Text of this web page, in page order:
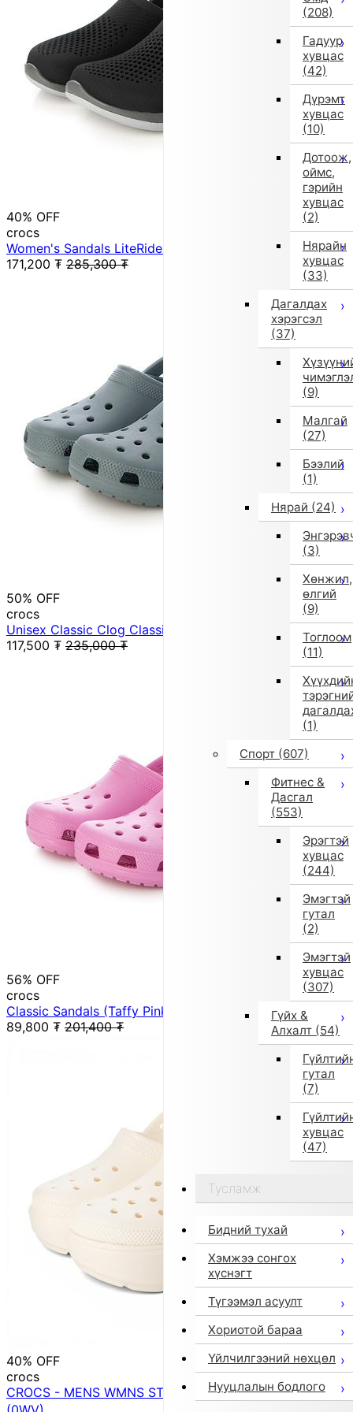
(208)
Гадуур
хувцас
(42)
Дүрэмт
хувцас
(10)
Дотоож,
оймс,
гэрийн
хувцас
(2)
Нярайн
хувцас
(33)
Дагалдах
хэрэгсэл
(37)
(9)
Малгай
(27)
Бээлий
(1)
Нярай (24)
(3)
Хөнжил,
өлгий
(9)
Тоглоом
(11)
(1)
Спорт (607)
Фитнес &
Дасгал
(553)
Эрэгтэй
хувцас
(244)
Эмэгтэй
гутал
(2)
Эмэгтэй
хувцас
(307)
Гүйх &
Алхалт (54)
гутал
(7)
хувцас
(47)
Тусламж
Бидний тухай
Хэмжээ сонгох
хүснэгт
Түгээмэл асуулт
Хориотой бараа
Үйлчилгээний нөхцөл
Нууцлалын бодлого
40% OFF
crocs
Women's Sandals LiteRide 360 Clog 206708 (Gray)
171,200 ₮ 285,300 ₮
50% OFF
crocs
Unisex Classic Clog Classic Clog 10001-3YO (Green)
117,500 ₮ 235,000 ₮
56% OFF
crocs
Classic Sandals (Taffy Pink)
89,800 ₮ 201,400 ₮
40% OFF
crocs
CROCS - MENS WMNS STOMP CLOG 【209347-0WV】